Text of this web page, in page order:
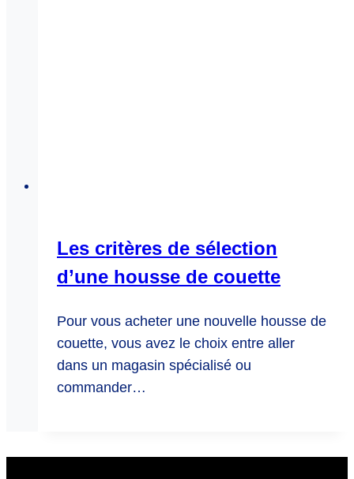
Les critères de sélection
d’une housse de couette
Pour vous acheter une nouvelle housse de
couette, vous avez le choix entre aller
dans un magasin spécialisé ou
commander…